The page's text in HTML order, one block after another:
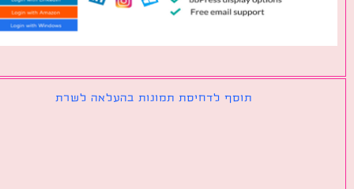
תוסף לדחיסת תמונות בהעלאה לשרת